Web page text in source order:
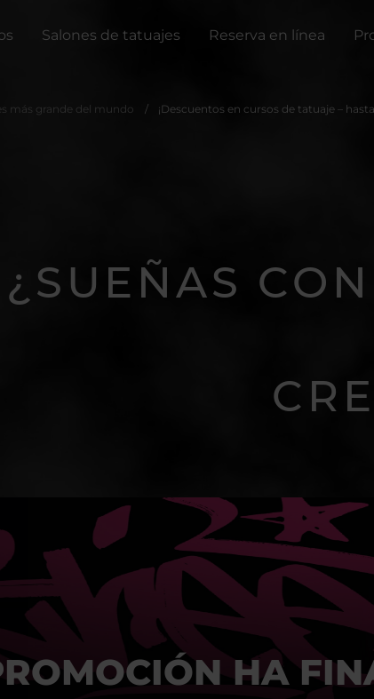
Salones de tatuajes Reserva en línea
más grande del mundo ¡Descuentos en cursos de tatuaje –
¿SUEÑAS
HA